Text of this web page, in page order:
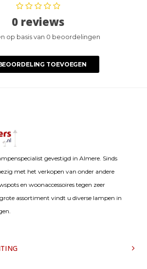
0 reviews
op basis van 0 beoordelingen
TOEVOEGEN
gevestigd in Almere. Sinds
met het verkopen van onder andere
en woonaccessoires tegen zeer
assortiment vindt u diverse lampen in